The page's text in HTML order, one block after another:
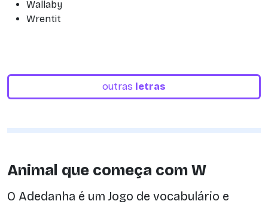
Wallaby
Wrentit
outras letras
Animal que começa com W
O Adedanha é um Jogo de vocabulário e